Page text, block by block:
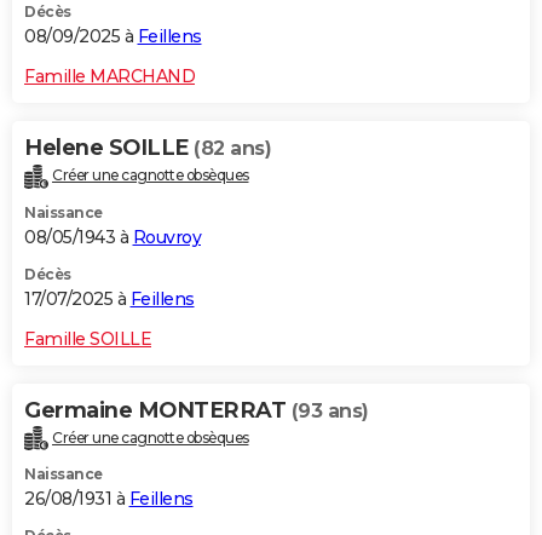
Décès
08/09/2025 à Feillens
Famille MARCHAND
Helene SOILLE (82 ans)
Créer une cagnotte obsèques
Naissance
08/05/1943 à Rouvroy
Décès
17/07/2025 à Feillens
Famille SOILLE
Germaine MONTERRAT (93 ans)
Créer une cagnotte obsèques
Naissance
26/08/1931 à Feillens